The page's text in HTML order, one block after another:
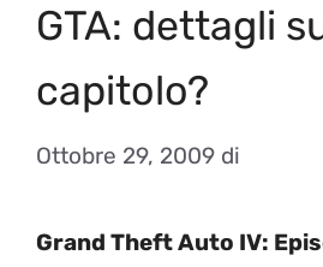
GTA: dettagli
capitolo?
Ottobre 29, 2009 di
Grand Theft Auto IV: